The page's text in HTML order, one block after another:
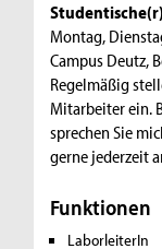
Montag,
Campus Deutz,
Regelmäßig
Mitarbeiter ein.
sprechen Sie
gerne jederzeit
Funktionen
LaborleiterIn